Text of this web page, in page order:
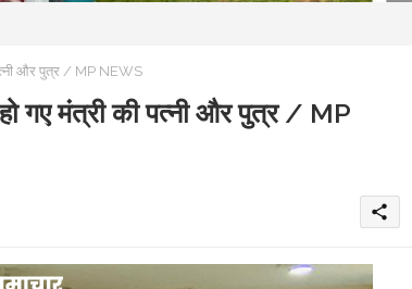
पत्नी और पुत्र / MP NEWS
हो गए मंत्री की पत्नी और पुत्र / MP
share